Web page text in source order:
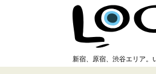
新宿、原宿、渋谷エリア。